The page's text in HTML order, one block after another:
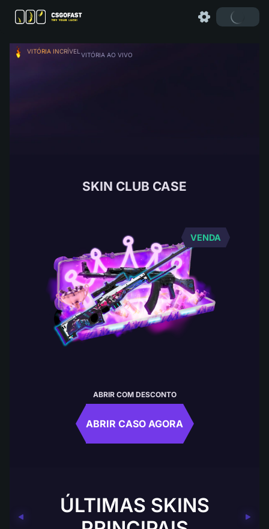
VITÓRIA INCRÍVEL
VITÓRIA AO VIVO
SKIN CLUB CASE
VENDA
ABRIR COM DESCONTO
ABRIR CASO AGORA
ÚLTIMAS SKINS